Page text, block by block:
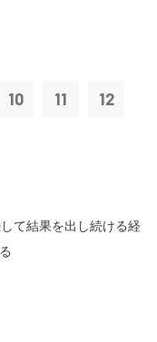
10 11 12